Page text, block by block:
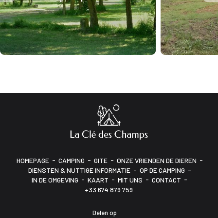
HOMEPAGE - CAMPING - GITE - ONZE VRIENDEN DE DIEREN -
DIENSTEN & NUTTIGE INFORMATIE - OP DE CAMPING -
IN DE OMGEVING - KAART - MIT UNS - CONTACT -
+33 674 879 759
Delen op